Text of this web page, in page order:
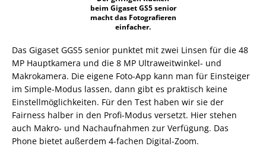
beim Gigaset GS5 senior
macht das Fotografieren
einfacher.
Das Gigaset GGS5 senior punktet mit zwei Linsen für die 48
MP Hauptkamera und die 8 MP Ultraweitwinkel- und
Makrokamera. Die eigene Foto-App kann man für Einsteiger
im Simple-Modus lassen, dann gibt es praktisch keine
Einstellmöglichkeiten. Für den Test haben wir sie der
Fairness halber in den Profi-Modus versetzt. Hier stehen
auch Makro- und Nachaufnahmen zur Verfügung. Das
Phone bietet außerdem 4-fachen Digital-Zoom.